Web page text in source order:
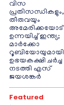
വിസ
പ്രതിസന്ധികളും,
തീരുവയും
അമേരിക്കയോട്
ഉന്നയിച്ച് ഇന്ത്യ;
മാർക്കോ
റൂബിയോയുമായി
ഉഭയകക്ഷി ചർച്ച
നടത്തി എസ്
ജയശങ്കർ
Featured